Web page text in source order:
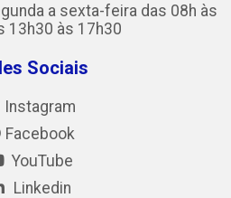
a sexta-feira das 08h às
13h30 às 17h30
Sociais
Instagram
Facebook
YouTube
Linkedin